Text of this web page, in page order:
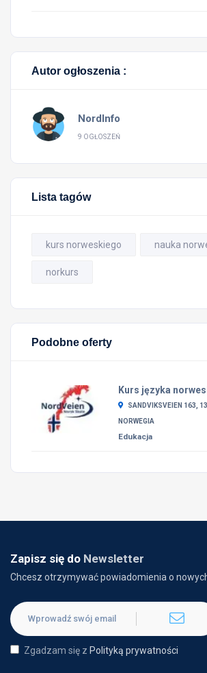
Autor ogłoszenia :
NordInfo
9 OGŁOSZEŃ
Lista tagów
kurs norweskiego nauka
norkurs
Podobne oferty
Kurs języka
SANDVIKSVEIEN 163,
NORWEGIA
Edukacja
Zapisz się do Newsletter
Chcesz otrzymywać powiadomienia o
Zgadzam się z Polityką prywatności